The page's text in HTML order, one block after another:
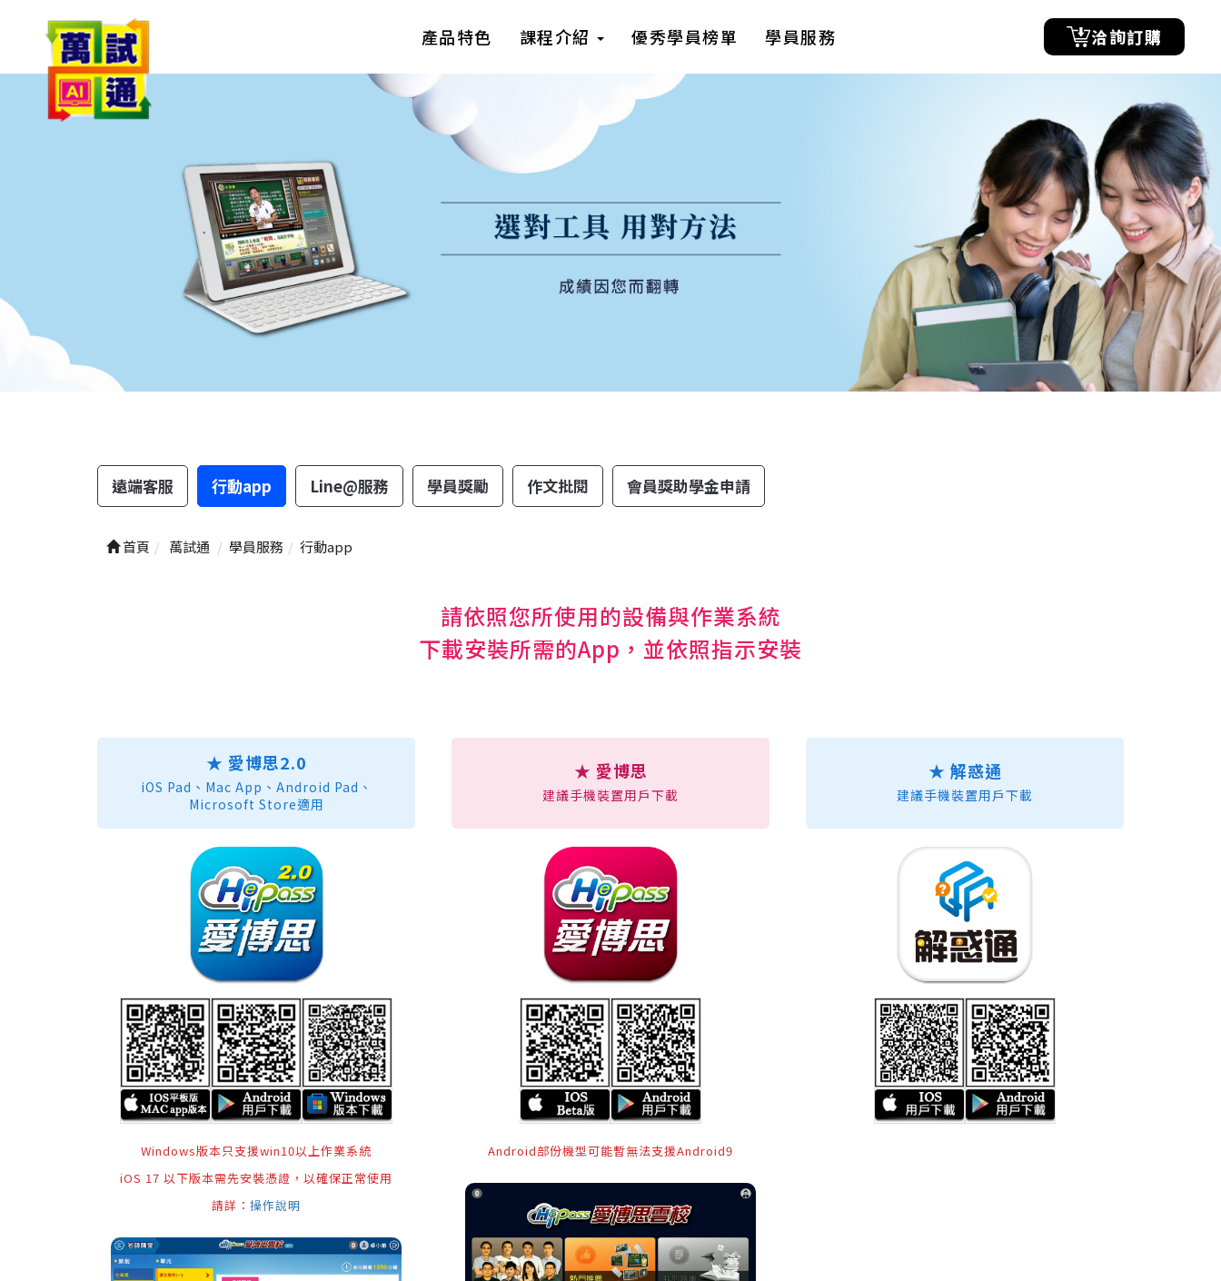
產品特色 課程介紹 優秀學員榜單 學員服務 洽詢訂購
遠端客服 行動app Line@服務 學員獎勵 作文批閱 會員獎助學金申請
首頁 萬試通 學員服務 行動app
請依照您所使用的設備與作業系統
下載安裝所需的App，並依照指示安裝
★ 愛博思2.0
iOS Pad、Mac App、Android Pad、
Microsoft Store適用
Windows版本只支援win10以上作業系統
iOS 17 以下版本需先安裝憑證，以確保正常使用
請詳： 操作說明
★ 愛博思
建議手機裝置用戶下載
Android部份機型可能暫無法支援Android9
★ 解惑通
建議手機裝置用戶下載